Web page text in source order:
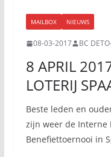
MAILBOX NIEUWS
08-03-2017 BC
8 APRIL
LOTERIJ
Beste leden en
zijn weer de Interne
Benefiettoernooi in